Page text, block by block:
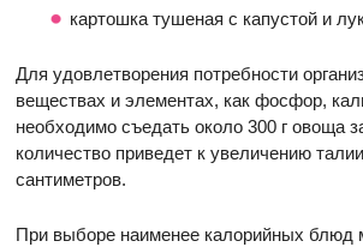
картошка тушеная с капустой и
Для удовлетворения потребности
веществах и элементах, как фосфор,
необходимо съедать около 300 г овоща
количество приведет к увеличению
сантиметров.
При выборе наименее калорийных блюд